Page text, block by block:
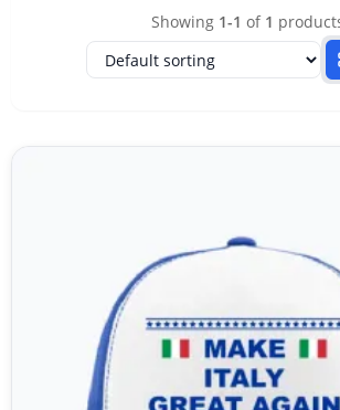
Showing 1-1 of 1